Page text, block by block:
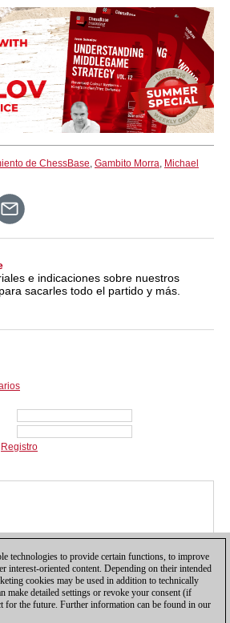
de ChessBase, Gambito Morra, Michael
e indicaciones sobre nuestros
sacarles todo el partido y más.
Registro
technologies to provide certain functions, to improve
interest-oriented content. Depending on their intended
cookies may be used in addition to technically
make detailed settings or revoke your consent (if
for the future. Further information can be found in our